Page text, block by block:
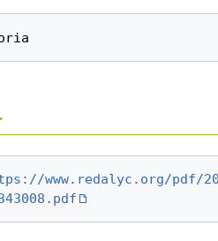
www.redalyc.org/pdf/